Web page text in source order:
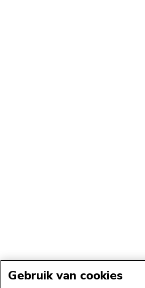
Gebruik van cookies